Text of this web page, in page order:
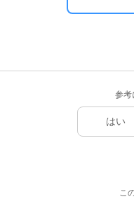
参考
はい
こ